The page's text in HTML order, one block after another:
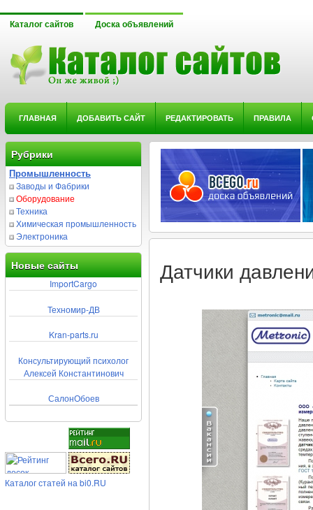
Каталог сайтов Доска объявлений
ГЛАВНАЯ ДОБАВИТЬ САЙТ РЕДАКТИРОВАТЬ ПРАВИЛА
Рубрики
Промышленность
Заводы и Фабрики
Оборудование
Техника
Химическая промышленность
Электроника
Новые сайты
ImportCargo
Техномир-ДВ
Kran-parts.ru
Консультирующий психолог
Алексей Константинович
СалонОбоев
Каталог статей на bi0.RU
Датчики